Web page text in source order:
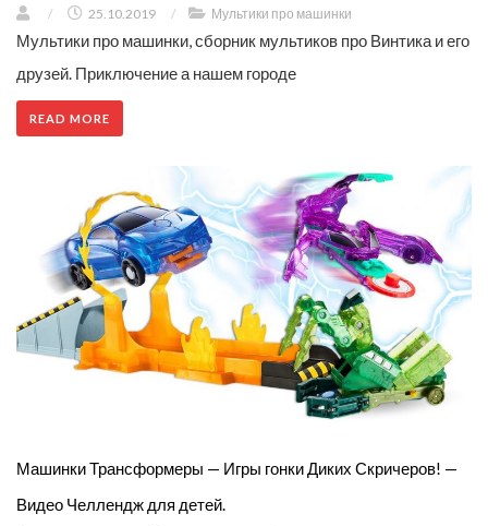
/ 25.10.2019 / Мультики про машинки
Мультики про машинки, сборник мультиков про Винтика и его
друзей. Приключение а нашем городе
READ MORE
Машинки Трансформеры — Игры гонки Диких Скричеров! —
Видео Челлендж для детей.